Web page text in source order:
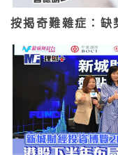
按揭奇難雜症：缺